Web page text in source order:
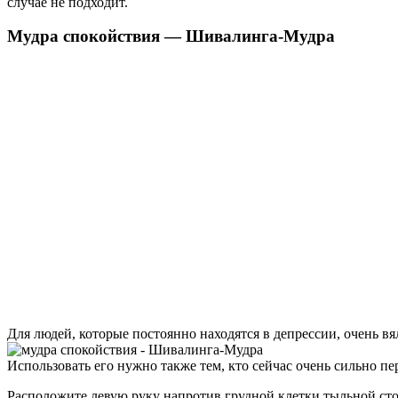
Мудра спокойствия — Шивалинга-Мудра
Для людей, которые постоянно находятся в депрессии, очень
Использовать его нужно также тем, кто сейчас очень сильно